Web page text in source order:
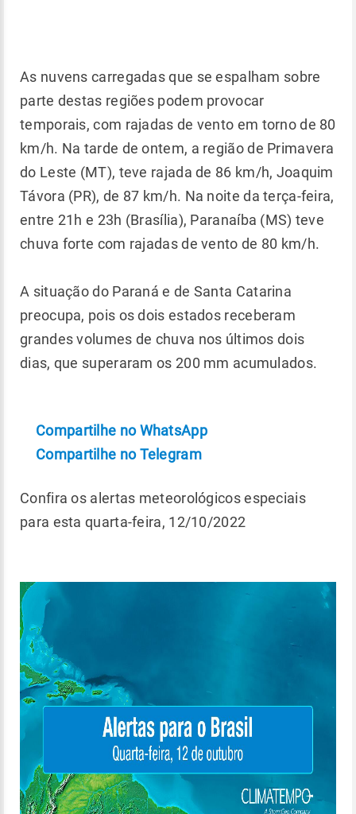
As nuvens carregadas que se espalham sobre
parte destas regiões podem provocar
temporais, com rajadas de vento em torno de 80
km/h. Na tarde de ontem, a região de Primavera
do Leste (MT), teve rajada de 86 km/h, Joaquim
Távora (PR), de 87 km/h. Na noite da terça-feira,
entre 21h e 23h (Brasília), Paranaíba (MS) teve
chuva forte com rajadas de vento de 80 km/h.
A situação do Paraná e de Santa Catarina
preocupa, pois os dois estados receberam
grandes volumes de chuva nos últimos dois
dias, que superaram os 200 mm acumulados.
Compartilhe no WhatsApp
Compartilhe no Telegram
Confira os alertas meteorológicos especiais
para esta quarta-feira, 12/10/2022